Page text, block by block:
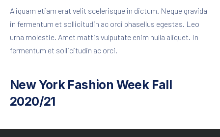
Aliquam etiam erat velit scelerisque in dictum. Neque gravida
in fermentum et sollicitudin ac orci phasellus egestas. Leo
urna molestie. Amet mattis vulputate enim nulla aliquet. In
fermentum et sollicitudin ac orci.
New York Fashion Week Fall
2020/21